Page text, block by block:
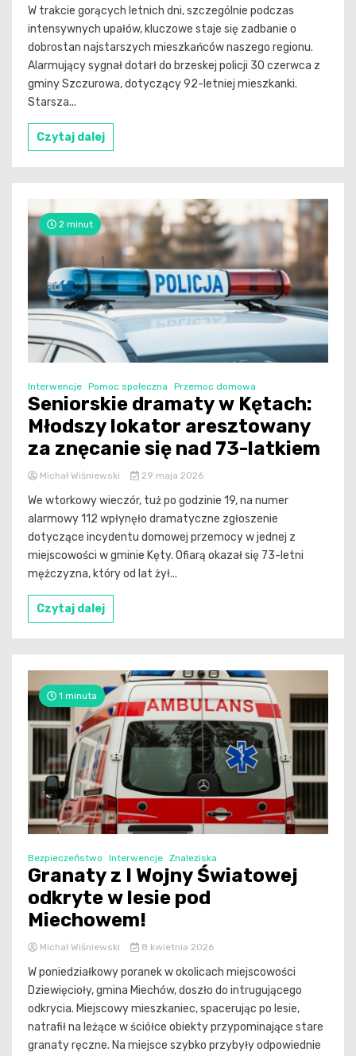
W trakcie gorących letnich dni, szczególnie podczas
intensywnych upałów, kluczowe staje się zadbanie o
dobrostan najstarszych mieszkańców naszego regionu.
Alarmujący sygnał dotarł do brzeskej policji 30 czerwca z
gminy Szczurowa, dotyczący 92-letniej mieszkanki.
Starsza...
Czytaj dalej
2 minut
Interwencje Pomoc społeczna Przemoc domowa
Seniorskie dramaty w Kętach:
Młodszy lokator aresztowany
za znęcanie się nad 73-latkiem
Michał Wiśniewski 29 maja 2026
We wtorkowy wieczór, tuż po godzinie 19, na numer
alarmowy 112 wpłynęło dramatyczne zgłoszenie
dotyczące incydentu domowej przemocy w jednej z
miejscowości w gminie Kęty. Ofiarą okazał się 73-letni
mężczyzna, który od lat żył...
Czytaj dalej
1 minuta
Bezpieczeństwo Interwencje Znaleziska
Granaty z I Wojny Światowej
odkryte w lesie pod
Miechowem!
Michał Wiśniewski 8 kwietnia 2026
W poniedziałkowy poranek w okolicach miejscowości
Dziewięcioły, gmina Miechów, doszło do intrugującego
odkrycia. Miejscowy mieszkaniec, spacerując po lesie,
natrafił na leżące w ściółce obiekty przypominające stare
granaty ręczne. Na miejsce szybko przybyły odpowiednie